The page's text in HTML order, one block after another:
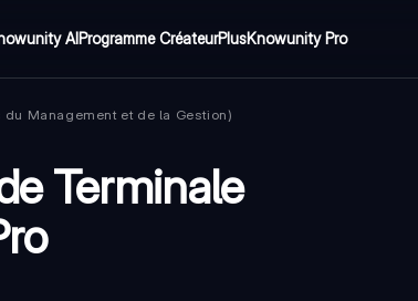
AIProgramme CréateurPlusKnowunity Pro
Management et de la Gestion)
Terminale